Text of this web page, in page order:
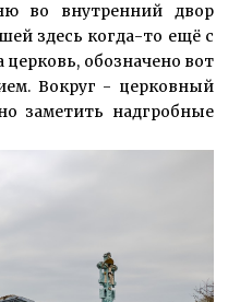
во внутренний двор
здесь когда-то ещё с
церковь, обозначено вот
Вокруг - церковный
заметить надгробные